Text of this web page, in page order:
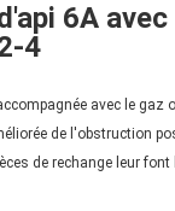
6A
4
avec le gaz
de l'obstruction
de rechange leur